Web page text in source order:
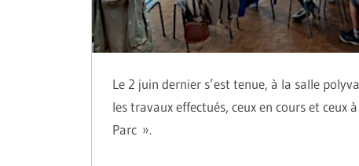
Le 2 juin dernier s’est tenue, à la salle
les travaux effectués, ceux en cours et ceux
Parc ».